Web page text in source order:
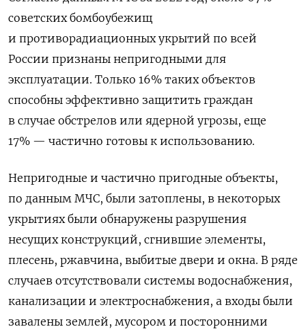
советских бомбоубежищ
и противорадиационных укрытий по всей
России признаны непригодными для
эксплуатации. Только 16% таких объектов
способны эффективно защитить граждан
в случае обстрелов или ядерной угрозы, еще
17% — частично готовы к использованию.
Непригодные и частично пригодные объекты,
по данным МЧС, были затоплены, в некоторых
укрытиях были обнаружены разрушения
несущих конструкций, сгнившие элементы,
плесень, ржавчина, выбитые двери и окна. В ряде
случаев отсутствовали системы водоснабжения,
канализации и электроснабжения, а входы были
завалены землей, мусором и посторонними